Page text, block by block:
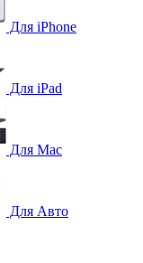
Для iPhone
Для iPad
Для Mac
Для Авто